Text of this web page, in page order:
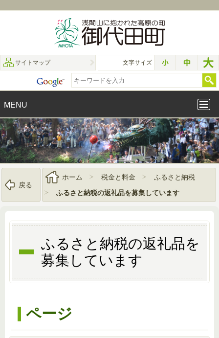
サイトマップ 文字サイズ
MENU
戻る
ホーム 税金と料金
ふるさと納税
ふるさと納税の返礼品を募集しています
ふるさと納税の返礼品を
募集しています
ページ